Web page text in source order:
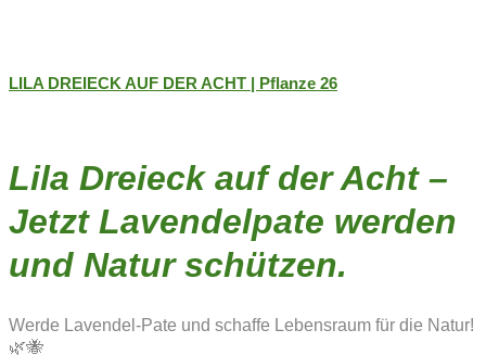
LILA DREIECK AUF DER ACHT | Pflanze 26
Lila Dreieck auf der Acht –
Jetzt Lavendelpate werden
und Natur schützen.
Werde Lavendel-Pate und schaffe Lebensraum für die Natur!
🌿🐝